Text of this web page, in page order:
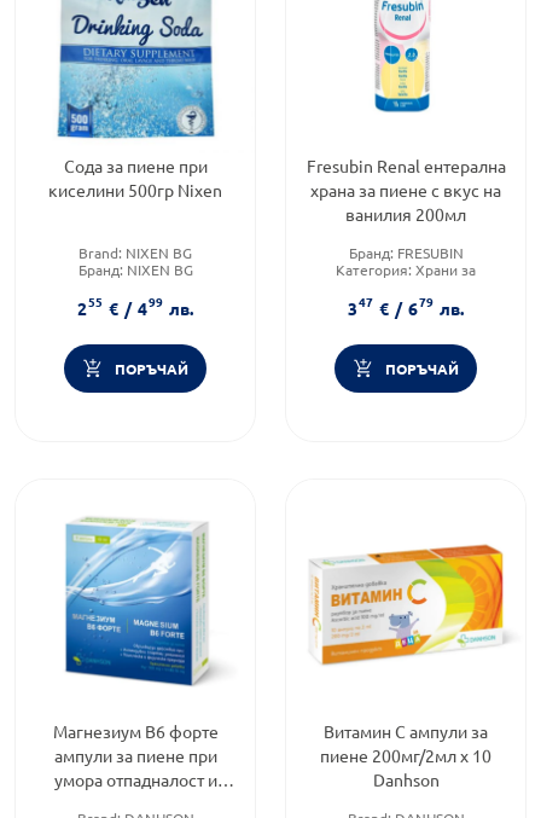
Сода за пиене при
киселини 500гр Nixen
Brand: NIXEN BG
Бранд: NIXEN BG
(рефлукс), гастрит и язви
255 € / 499 лв.
ПОРЪЧАЙ
Fresubin Renal ентерална
храна за пиене с вкус на
ванилия 200мл
Бранд: FRESUBIN
Категория: Храни за
Продуктова линия:RENAL
347 € / 679 лв.
ПОРЪЧАЙ
Магнезиум В6 форте
ампули за пиене при
умора отпадналост и
Витамин С ампули за
пиене 200мг/2мл х 10
Danhson